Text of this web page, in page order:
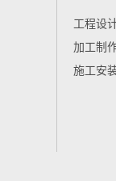
工程设
加工制
施工安